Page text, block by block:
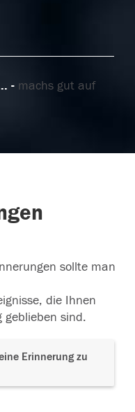
machs gut auf
sollte man
die Ihnen
geblieben sind.
Erinnerung zu